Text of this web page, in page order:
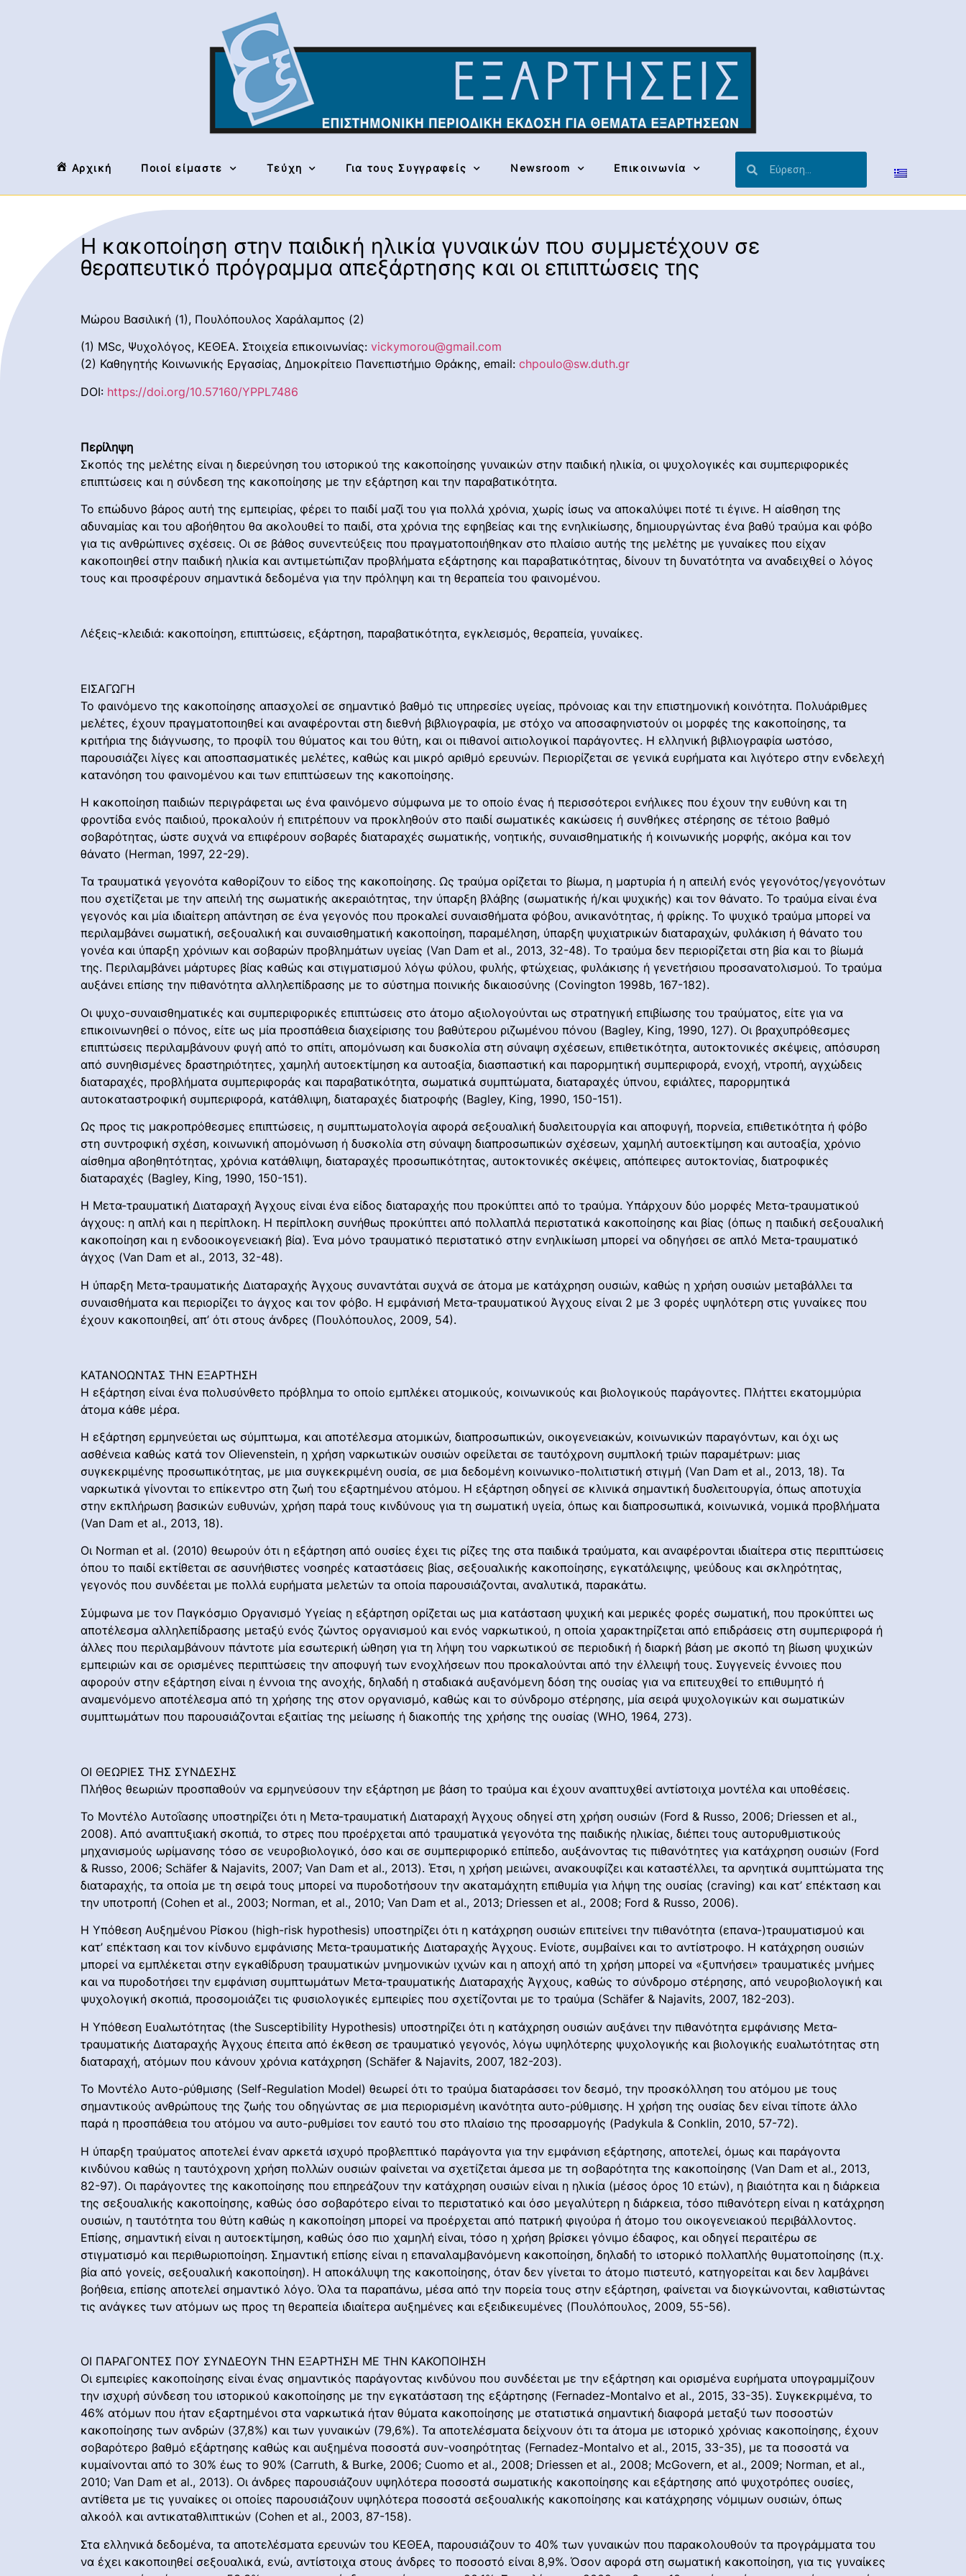
Αρχική Ποιοί είμαστε Τεύχη Για τους Συγγραφείς Newsroom Επικοινωνία
Η κακοποίηση στην παιδική ηλικία γυναικών που συμμετέχουν σε
θεραπευτικό πρόγραμμα απεξάρτησης και οι επιπτώσεις της
Μώρου Βασιλική (1), Πουλόπουλος Χαράλαμπος (2)
(1) MSc, Ψυχολόγος, ΚΕΘΕΑ. Στοιχεία επικοινωνίας: vickymorou@gmail.com
(2) Καθηγητής Κοινωνικής Εργασίας, Δημοκρίτειο Πανεπιστήμιο Θράκης, email: chpoulo@sw.duth.gr
DOI: https://doi.org/10.57160/YPPL7486
Περίληψη
Σκοπός της μελέτης είναι η διερεύνηση του ιστορικού της κακοποίησης γυναικών στην παιδική ηλικία, οι ψυχολογικές και συμπεριφορικές
επιπτώσεις και η σύνδεση της κακοποίησης με την εξάρτηση και την παραβατικότητα.
Το επώδυνο βάρος αυτή της εμπειρίας, φέρει το παιδί μαζί του για πολλά χρόνια, χωρίς ίσως να αποκαλύψει ποτέ τι έγινε. Η αίσθηση της
αδυναμίας και του αβοήθητου θα ακολουθεί το παιδί, στα χρόνια της εφηβείας και της ενηλικίωσης, δημιουργώντας ένα βαθύ τραύμα και φόβο
για τις ανθρώπινες σχέσεις. Οι σε βάθος συνεντεύξεις που πραγματοποιήθηκαν στο πλαίσιο αυτής της μελέτης με γυναίκες που είχαν
κακοποιηθεί στην παιδική ηλικία και αντιμετώπιζαν προβλήματα εξάρτησης και παραβατικότητας, δίνουν τη δυνατότητα να αναδειχθεί ο λόγος
τους και προσφέρουν σημαντικά δεδομένα για την πρόληψη και τη θεραπεία του φαινομένου.
Λέξεις-κλειδιά: κακοποίηση, επιπτώσεις, εξάρτηση, παραβατικότητα, εγκλεισμός, θεραπεία, γυναίκες.
ΕΙΣΑΓΩΓΗ
Το φαινόμενο της κακοποίησης απασχολεί σε σημαντικό βαθμό τις υπηρεσίες υγείας, πρόνοιας και την επιστημονική κοινότητα. Πολυάριθμες
μελέτες, έχουν πραγματοποιηθεί και αναφέρονται στη διεθνή βιβλιογραφία, με στόχο να αποσαφηνιστούν οι μορφές της κακοποίησης, τα
κριτήρια της διάγνωσης, το προφίλ του θύματος και του θύτη, και οι πιθανοί αιτιολογικοί παράγοντες. Η ελληνική βιβλιογραφία ωστόσο,
παρουσιάζει λίγες και αποσπασματικές μελέτες, καθώς και μικρό αριθμό ερευνών. Περιορίζεται σε γενικά ευρήματα και λιγότερο στην ενδελεχή
κατανόηση του φαινομένου και των επιπτώσεων της κακοποίησης.
Η κακοποίηση παιδιών περιγράφεται ως ένα φαινόμενο σύμφωνα με το οποίο ένας ή περισσότεροι ενήλικες που έχουν την ευθύνη και τη
φροντίδα ενός παιδιού, προκαλούν ή επιτρέπουν να προκληθούν στο παιδί σωματικές κακώσεις ή συνθήκες στέρησης σε τέτοιο βαθμό
σοβαρότητας, ώστε συχνά να επιφέρουν σοβαρές διαταραχές σωματικής, νοητικής, συναισθηματικής ή κοινωνικής μορφής, ακόμα και τον
θάνατο (Herman, 1997, 22-29).
Τα τραυματικά γεγονότα καθορίζουν το είδος της κακοποίησης. Ως τραύμα ορίζεται το βίωμα, η μαρτυρία ή η απειλή ενός γεγονότος/γεγονότων
που σχετίζεται με την απειλή της σωματικής ακεραιότητας, την ύπαρξη βλάβης (σωματικής ή/και ψυχικής) και τον θάνατο. Το τραύμα είναι ένα
γεγονός και μία ιδιαίτερη απάντηση σε ένα γεγονός που προκαλεί συναισθήματα φόβου, ανικανότητας, ή φρίκης. Το ψυχικό τραύμα μπορεί να
περιλαμβάνει σωματική, σεξουαλική και συναισθηματική κακοποίηση, παραμέληση, ύπαρξη ψυχιατρικών διαταραχών, φυλάκιση ή θάνατο του
γονέα και ύπαρξη χρόνιων και σοβαρών προβλημάτων υγείας (Van Dam et al., 2013, 32-48). Tο τραύμα δεν περιορίζεται στη βία και το βίωμά
της. Περιλαμβάνει μάρτυρες βίας καθώς και στιγματισμού λόγω φύλου, φυλής, φτώχειας, φυλάκισης ή γενετήσιου προσανατολισμού. Το τραύμα
αυξάνει επίσης την πιθανότητα αλληλεπίδρασης με το σύστημα ποινικής δικαιοσύνης (Covington 1998b, 167-182).
Οι ψυχο-συναισθηματικές και συμπεριφορικές επιπτώσεις στο άτομο αξιολογούνται ως στρατηγική επιβίωσης του τραύματος, είτε για να
επικοινωνηθεί ο πόνος, είτε ως μία προσπάθεια διαχείρισης του βαθύτερου ριζωμένου πόνου (Bagley, King, 1990, 127). Οι βραχυπρόθεσμες
επιπτώσεις περιλαμβάνουν φυγή από το σπίτι, απομόνωση και δυσκολία στη σύναψη σχέσεων, επιθετικότητα, αυτοκτονικές σκέψεις, απόσυρση
από συνηθισμένες δραστηριότητες, χαμηλή αυτοεκτίμηση κα αυτοαξία, διασπαστική και παρορμητική συμπεριφορά, ενοχή, ντροπή, αγχώδεις
διαταραχές, προβλήματα συμπεριφοράς και παραβατικότητα, σωματικά συμπτώματα, διαταραχές ύπνου, εφιάλτες, παρορμητικά
αυτοκαταστροφική συμπεριφορά, κατάθλιψη, διαταραχές διατροφής (Bagley, King, 1990, 150-151).
Ως προς τις μακροπρόθεσμες επιπτώσεις, η συμπτωματολογία αφορά σεξουαλική δυσλειτουργία και αποφυγή, πορνεία, επιθετικότητα ή φόβο
στη συντροφική σχέση, κοινωνική απομόνωση ή δυσκολία στη σύναψη διαπροσωπικών σχέσεων, χαμηλή αυτοεκτίμηση και αυτοαξία, χρόνιο
αίσθημα αβοηθητότητας, χρόνια κατάθλιψη, διαταραχές προσωπικότητας, αυτοκτονικές σκέψεις, απόπειρες αυτοκτονίας, διατροφικές
διαταραχές (Bagley, King, 1990, 150-151).
Η Μετα-τραυματική Διαταραχή Άγχους είναι ένα είδος διαταραχής που προκύπτει από το τραύμα. Υπάρχουν δύο μορφές Μετα-τραυματικού
άγχους: η απλή και η περίπλοκη. Η περίπλοκη συνήθως προκύπτει από πολλαπλά περιστατικά κακοποίησης και βίας (όπως η παιδική σεξουαλική
κακοποίηση και η ενδοοικογενειακή βία). Ένα μόνο τραυματικό περιστατικό στην ενηλικίωση μπορεί να οδηγήσει σε απλό Μετα-τραυματικό
άγχος (Van Dam et al., 2013, 32-48).
Η ύπαρξη Μετα-τραυματικής Διαταραχής Άγχους συναντάται συχνά σε άτομα με κατάχρηση ουσιών, καθώς η χρήση ουσιών μεταβάλλει τα
συναισθήματα και περιορίζει το άγχος και τον φόβο. Η εμφάνισή Μετα-τραυματικού Άγχους είναι 2 με 3 φορές υψηλότερη στις γυναίκες που
έχουν κακοποιηθεί, απ’ ότι στους άνδρες (Πουλόπουλος, 2009, 54).
ΚΑΤΑΝΟΩΝΤΑΣ ΤΗΝ ΕΞΑΡΤΗΣΗ
Η εξάρτηση είναι ένα πολυσύνθετο πρόβλημα το οποίο εμπλέκει ατομικούς, κοινωνικούς και βιολογικούς παράγοντες. Πλήττει εκατομμύρια
άτομα κάθε μέρα.
Η εξάρτηση ερμηνεύεται ως σύμπτωμα, και αποτέλεσμα ατομικών, διαπροσωπικών, οικογενειακών, κοινωνικών παραγόντων, και όχι ως
ασθένεια καθώς κατά τον Olievenstein, η χρήση ναρκωτικών ουσιών οφείλεται σε ταυτόχρονη συμπλοκή τριών παραμέτρων: μιας
συγκεκριμένης προσωπικότητας, με μια συγκεκριμένη ουσία, σε μια δεδομένη κοινωνικο-πολιτιστική στιγμή (Van Dam et al., 2013, 18). Τα
ναρκωτικά γίνονται το επίκεντρο στη ζωή του εξαρτημένου ατόμου. Η εξάρτηση οδηγεί σε κλινικά σημαντική δυσλειτουργία, όπως αποτυχία
στην εκπλήρωση βασικών ευθυνών, χρήση παρά τους κινδύνους για τη σωματική υγεία, όπως και διαπροσωπικά, κοινωνικά, νομικά προβλήματα
(Van Dam et al., 2013, 18).
Οι Norman et al. (2010) θεωρούν ότι η εξάρτηση από ουσίες έχει τις ρίζες της στα παιδικά τραύματα, και αναφέρονται ιδιαίτερα στις περιπτώσεις
όπου το παιδί εκτίθεται σε ασυνήθιστες νοσηρές καταστάσεις βίας, σεξουαλικής κακοποίησης, εγκατάλειψης, ψεύδους και σκληρότητας,
γεγονός που συνδέεται με πολλά ευρήματα μελετών τα οποία παρουσιάζονται, αναλυτικά, παρακάτω.
Σύμφωνα με τον Παγκόσμιο Οργανισμό Υγείας η εξάρτηση ορίζεται ως μια κατάσταση ψυχική και μερικές φορές σωματική, που προκύπτει ως
αποτέλεσμα αλληλεπίδρασης μεταξύ ενός ζώντος οργανισμού και ενός ναρκωτικού, η οποία χαρακτηρίζεται από επιδράσεις στη συμπεριφορά ή
άλλες που περιλαμβάνουν πάντοτε μία εσωτερική ώθηση για τη λήψη του ναρκωτικού σε περιοδική ή διαρκή βάση με σκοπό τη βίωση ψυχικών
εμπειριών και σε ορισμένες περιπτώσεις την αποφυγή των ενοχλήσεων που προκαλούνται από την έλλειψή τους. Συγγενείς έννοιες που
αφορούν στην εξάρτηση είναι η έννοια της ανοχής, δηλαδή η σταδιακά αυξανόμενη δόση της ουσίας για να επιτευχθεί το επιθυμητό ή
αναμενόμενο αποτέλεσμα από τη χρήσης της στον οργανισμό, καθώς και το σύνδρομο στέρησης, μία σειρά ψυχολογικών και σωματικών
συμπτωμάτων που παρουσιάζονται εξαιτίας της μείωσης ή διακοπής της χρήσης της ουσίας (WHO, 1964, 273).
ΟΙ ΘΕΩΡΙΕΣ ΤΗΣ ΣΥΝΔΕΣΗΣ
Πλήθος θεωριών προσπαθούν να ερμηνεύσουν την εξάρτηση με βάση το τραύμα και έχουν αναπτυχθεί αντίστοιχα μοντέλα και υποθέσεις.
Το Μοντέλο Αυτοΐασης υποστηρίζει ότι η Μετα-τραυματική Διαταραχή Άγχους οδηγεί στη χρήση ουσιών (Ford & Russo, 2006; Driessen et al.,
2008). Από αναπτυξιακή σκοπιά, το στρες που προέρχεται από τραυματικά γεγονότα της παιδικής ηλικίας, διέπει τους αυτορυθμιστικούς
μηχανισμούς ωρίμανσης τόσο σε νευροβιολογικό, όσο και σε συμπεριφορικό επίπεδο, αυξάνοντας τις πιθανότητες για κατάχρηση ουσιών (Ford
& Russo, 2006; Schäfer & Najavits, 2007; Van Dam et al., 2013). Έτσι, η χρήση μειώνει, ανακουφίζει και καταστέλλει, τα αρνητικά συμπτώματα της
διαταραχής, τα οποία με τη σειρά τους μπορεί να πυροδοτήσουν την ακαταμάχητη επιθυμία για λήψη της ουσίας (craving) και κατ’ επέκταση και
την υποτροπή (Cohen et al., 2003; Norman, et al., 2010; Van Dam et al., 2013; Driessen et al., 2008; Ford & Russo, 2006).
Η Υπόθεση Αυξημένου Ρίσκου (high-risk hypothesis) υποστηρίζει ότι η κατάχρηση ουσιών επιτείνει την πιθανότητα (επανα-)τραυματισμού και
κατ’ επέκταση και τον κίνδυνο εμφάνισης Μετα-τραυματικής Διαταραχής Άγχους. Ενίοτε, συμβαίνει και το αντίστροφο. Η κατάχρηση ουσιών
μπορεί να εμπλέκεται στην εγκαθίδρυση τραυματικών μνημονικών ιχνών και η αποχή από τη χρήση μπορεί να «ξυπνήσει» τραυματικές μνήμες
και να πυροδοτήσει την εμφάνιση συμπτωμάτων Μετα-τραυματικής Διαταραχής Άγχους, καθώς το σύνδρομο στέρησης, από νευροβιολογική και
ψυχολογική σκοπιά, προσομοιάζει τις φυσιολογικές εμπειρίες που σχετίζονται με το τραύμα (Schäfer & Najavits, 2007, 182-203).
Η Υπόθεση Ευαλωτότητας (the Susceptibility Hypothesis) υποστηρίζει ότι η κατάχρηση ουσιών αυξάνει την πιθανότητα εμφάνισης Μετα-
τραυματικής Διαταραχής Άγχους έπειτα από έκθεση σε τραυματικό γεγονός, λόγω υψηλότερης ψυχολογικής και βιολογικής ευαλωτότητας στη
διαταραχή, ατόμων που κάνουν χρόνια κατάχρηση (Schäfer & Najavits, 2007, 182-203).
Το Μοντέλο Αυτo-ρύθμισης (Self-Regulation Model) θεωρεί ότι το τραύμα διαταράσσει τον δεσμό, την προσκόλληση του ατόμου με τους
σημαντικούς ανθρώπους της ζωής του οδηγώντας σε μια περιορισμένη ικανότητα αυτο-ρύθμισης. Η χρήση της ουσίας δεν είναι τίποτε άλλο
παρά η προσπάθεια του ατόμου να αυτo-ρυθμίσει τον εαυτό του στo πλαίσιo της προσαρμογής (Padykula & Conklin, 2010, 57-72).
Η ύπαρξη τραύματος αποτελεί έναν αρκετά ισχυρό προβλεπτικό παράγοντα για την εμφάνιση εξάρτησης, αποτελεί, όμως και παράγοντα
κινδύνου καθώς η ταυτόχρονη χρήση πολλών ουσιών φαίνεται να σχετίζεται άμεσα με τη σοβαρότητα της κακοποίησης (Van Dam et al., 2013,
82-97). Οι παράγοντες της κακοποίησης που επηρεάζουν την κατάχρηση ουσιών είναι η ηλικία (μέσος όρος 10 ετών), η βιαιότητα και η διάρκεια
της σεξουαλικής κακοποίησης, καθώς όσο σοβαρότερο είναι το περιστατικό και όσο μεγαλύτερη η διάρκεια, τόσο πιθανότερη είναι η κατάχρηση
ουσιών, η ταυτότητα του θύτη καθώς η κακοποίηση μπορεί να προέρχεται από πατρική φιγούρα ή άτομο του οικογενειακού περιβάλλοντος.
Επίσης, σημαντική είναι η αυτοεκτίμηση, καθώς όσο πιο χαμηλή είναι, τόσο η χρήση βρίσκει γόνιμο έδαφος, και οδηγεί περαιτέρω σε
στιγματισμό και περιθωριοποίηση. Σημαντική επίσης είναι η επαναλαμβανόμενη κακοποίηση, δηλαδή το ιστορικό πολλαπλής θυματοποίησης (π.χ.
βία από γονείς, σεξουαλική κακοποίηση). Η αποκάλυψη της κακοποίησης, όταν δεν γίνεται το άτομο πιστευτό, κατηγορείται και δεν λαμβάνει
βοήθεια, επίσης αποτελεί σημαντικό λόγο. Όλα τα παραπάνω, μέσα από την πορεία τους στην εξάρτηση, φαίνεται να διογκώνονται, καθιστώντας
τις ανάγκες των ατόμων ως προς τη θεραπεία ιδιαίτερα αυξημένες και εξειδικευμένες (Πουλόπουλος, 2009, 55-56).
ΟΙ ΠΑΡΑΓΟΝΤΕΣ ΠΟΥ ΣΥΝΔΕΟΥΝ ΤΗΝ ΕΞΑΡΤΗΣΗ ΜΕ ΤΗΝ ΚΑΚΟΠΟΙΗΣΗ
Οι εμπειρίες κακοποίησης είναι ένας σημαντικός παράγοντας κινδύνου που συνδέεται με την εξάρτηση και ορισμένα ευρήματα υπογραμμίζουν
την ισχυρή σύνδεση του ιστορικού κακοποίησης με την εγκατάσταση της εξάρτησης (Fernadez-Montalvo et al., 2015, 33-35). Συγκεκριμένα, το
46% ατόμων που ήταν εξαρτημένοι στα ναρκωτικά ήταν θύματα κακοποίησης με στατιστικά σημαντική διαφορά μεταξύ των ποσοστών
κακοποίησης των ανδρών (37,8%) και των γυναικών (79,6%). Τα αποτελέσματα δείχνουν ότι τα άτομα με ιστορικό χρόνιας κακοποίησης, έχουν
σοβαρότερο βαθμό εξάρτησης καθώς και αυξημένα ποσοστά συν-νοσηρότητας (Fernadez-Montalvo et al., 2015, 33-35), με τα ποσοστά να
κυμαίνονται από το 30% έως το 90% (Carruth, & Burke, 2006; Cuomo et al., 2008; Driessen et al., 2008; McGovern, et al., 2009; Norman, et al.,
2010; Van Dam et al., 2013). Οι άνδρες παρουσιάζουν υψηλότερα ποσοστά σωματικής κακοποίησης και εξάρτησης από ψυχοτρόπες ουσίες,
αντίθετα με τις γυναίκες οι οποίες παρουσιάζουν υψηλότερα ποσοστά σεξουαλικής κακοποίησης και κατάχρησης νόμιμων ουσιών, όπως
αλκοόλ και αντικαταθλιπτικών (Cohen et al., 2003, 87-158).
Στα ελληνικά δεδομένα, τα αποτελέσματα ερευνών του ΚΕΘΕΑ, παρουσιάζουν το 40% των γυναικών που παρακολουθούν τα προγράμματα του
να έχει κακοποιηθεί σεξουαλικά, ενώ, αντίστοιχα στους άνδρες το ποσοστό είναι 8,9%. Όσον αφορά στη σωματική κακοποίηση, για τις γυναίκες